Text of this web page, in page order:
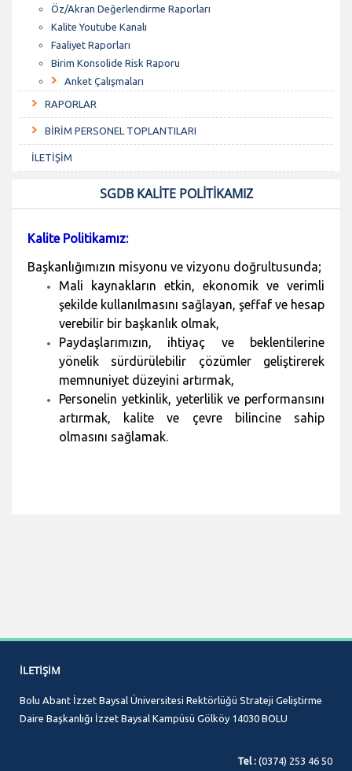
Öz/Akran Değerlendirme Raporları
Kalite Youtube Kanalı
Faaliyet Raporları
Birim Konsolide Risk Raporu
Anket Çalışmaları
RAPORLAR
BİRİM PERSONEL TOPLANTILARI
İLETİŞİM
SGDB KALİTE POLİTİKAMIZ
Kalite Politikamız:
Başkanlığımızın misyonu ve vizyonu doğrultusunda;
Mali kaynakların etkin, ekonomik ve verimli
şekilde kullanılmasını sağlayan, şeffaf ve hesap
verebilir bir başkanlık olmak,
Paydaşlarımızın, ihtiyaç ve beklentilerine
yönelik sürdürülebilir çözümler geliştirerek
memnuniyet düzeyini artırmak,
Personelin yetkinlik, yeterlilik ve performansını
artırmak, kalite ve çevre bilincine sahip
olmasını sağlamak.
İLETIŞIM
Bolu Abant İzzet Baysal Üniversitesi Rektörlüğü Strateji Geliştirme
Daire Başkanlığı İzzet Baysal Kampüsü Gölköy 14030 BOLU
Tel : (0374) 253 46 50